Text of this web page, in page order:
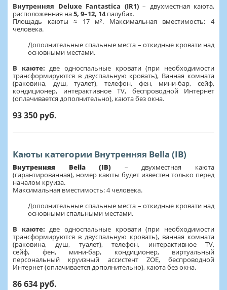
Внутренняя Deluxe Fantastica (IR1) – двухместная каюта,
расположенная на5, 9–12, 14палубах.
Площадь каюты ≈ 17 м². Максимальная вместимость: 4
человека.
Дополнительные спальные места – откидные кровати над
основными местами.
В каюте: две односпальные кровати (при необходимости
трансформируются в двуспальную кровать), Ванная комната
(раковина, душ, туалет), телефон, фен, мини-бар, сейф,
кондиционер, интерактивное TV, беспроводной Интернет
(оплачивается дополнительно), каюта без окна.
93 350 руб.
Каюты категории Внутренняя Bella (IB)
Внутренняя Bella (IB) – двухместная каюта
(гарантированная), номер каюты будет известен только перед
началом круиза.
Максимальная вместимость: 4 человека.
Дополнительные спальные места – откидные кровати над
основными спальными местами.
В каюте: две односпальные кровати (при необходимости
трансформируются в двуспальную кровать), ванная комната
(раковина, душ, туалет), телефон, интерактивное TV,
сейф, фен, мини-бар, кондиционер, виртуальный
персональный круизный ассистент ZOE, беспроводной
Интернет (оплачивается дополнительно), каюта без окна.
86 634 руб.